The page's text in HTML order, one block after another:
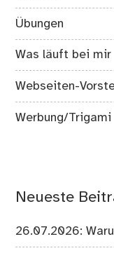
Übungen
Was läuft bei mir
Webseiten-
Werbung/Trigami
Neueste
26.07.2026: